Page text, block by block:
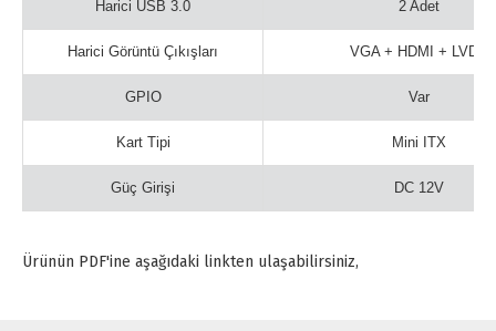
Harici USB 3.0 2 Adet
Harici Görüntü Çıkışları VGA + HDMI + LVDS
GPIO Var
Kart Tipi Mini ITX
Güç Girişi DC 12V
Ürünün PDF'ine aşağıdaki linkten ulaşabilirsiniz,